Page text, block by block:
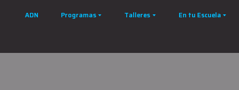
ADN Programas Talleres En tu Escuela